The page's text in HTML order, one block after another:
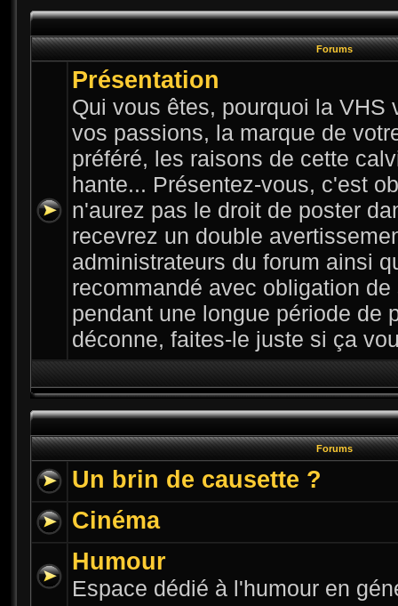
Forums
Présentation
Qui vous êtes, pourquoi la VHS
vos passions, la marque de
préféré, les raisons de cette
hante... Présentez-vous, c'est
n'aurez pas le droit de poster
recevrez un double
administrateurs du forum ainsi
recommandé avec obligation
pendant une longue période de
déconne, faites-le juste si ça
Forums
Un brin de causette ?
Cinéma
Humour
Espace dédié à l'humour en